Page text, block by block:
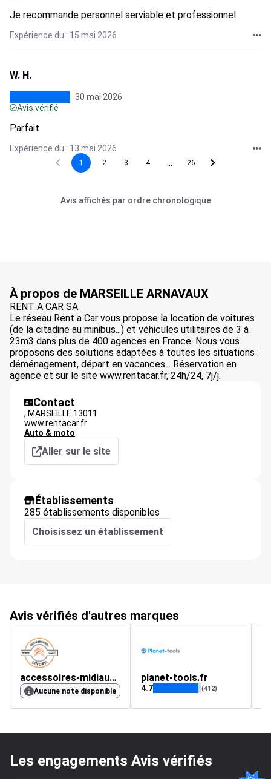
Je recommande personnel serviable et professionnel
Expérience du : 15 mai 2026
W. H.
30 mai 2026
Avis vérifié
Parfait
Expérience du : 13 mai 2026
1 2 3 4 26
Avis affichés par ordre chronologique
À propos de MARSEILLE ARNAVAUX
RENT A CAR SA
Le réseau Rent a Car vous propose la location de voitures
(de la citadine au minibus...) et véhicules utilitaires de 3 à
23m3 dans plus de 400 agences en France. Nous vous
proposons des solutions adaptées à toutes les situations :
déménagement, départ en vacances... Réservation en
agence et sur le site www.rentacar.fr, 24h/24, 7j/j.
Contact
, MARSEILLE 13011
www.rentacar.fr
Auto & moto
Aller sur le site
Établissements
285 établissements disponibles
Choisissez un établissement
Avis vérifiés d'autres marques
accessoires-midiauto-citroen-ds-eurorepar-dopr
Aucune note disponible
planet-tools.fr
4.7 (412)
Les engagements Avis vérifiés